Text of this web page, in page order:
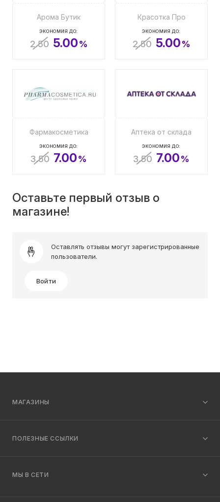
Арома Бутик
ЭКОНОМИЯ ДО:
2.50 5.00%
Красотка Про
ЭКОНОМИЯ ДО:
2.50 5.00%
Фармакосметика
ЭКОНОМИЯ ДО:
3.50 7.00%
Аптека от склада
ЭКОНОМИЯ ДО:
3.50 7.00%
Оставьте первый отзыв о
магазине!
Оставлять отзывы могут зарегистрированные
пользователи.
Войти
МАГАЗИНЫ
ПОЛЕЗНЫЕ ССЫЛКИ
МЫ В СЕТИ